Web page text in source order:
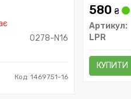
0278-N16
Код: 1469751-16
580₴
Артикул:
LPR
КУПИТИ